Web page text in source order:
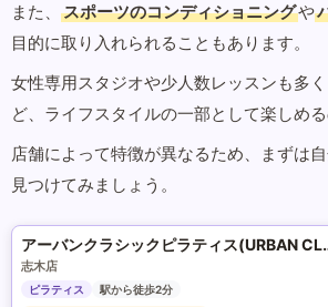
また、
スポーツのコンディショニングや
目的に取り入れられることもあります。
女性専用スタジオや少人数レッスンも多
ど、ライフスタイルの一部として楽しめる
店舗によって特徴が異なるため、まずは
見つけてみましょう。
アーバンクラ
志木店
ピラティス
駅から徒歩2分